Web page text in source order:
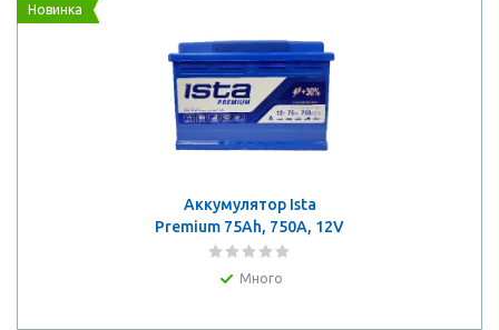
Новинка
Аккумулятор Ista
Premium 75Ah, 750A, 12V
Много